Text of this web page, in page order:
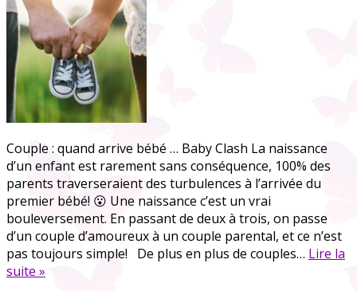
Couple : quand arrive bébé … Baby Clash La naissance
d’un enfant est rarement sans conséquence, 100% des
parents traverseraient des turbulences à l’arrivée du
premier bébé! 😮 Une naissance c’est un vrai
bouleversement. En passant de deux à trois, on passe
d’un couple d’amoureux à un couple parental, et ce n’est
pas toujours simple! De plus en plus de couples… Lire la
suite »